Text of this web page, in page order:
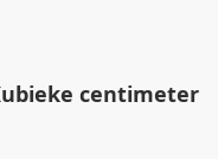
centimeter